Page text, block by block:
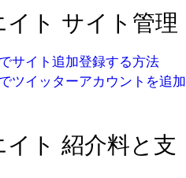
ト サイト管理
サイト追加登録する方法
ツイッターアカウントを追加
ト 紹介料と支